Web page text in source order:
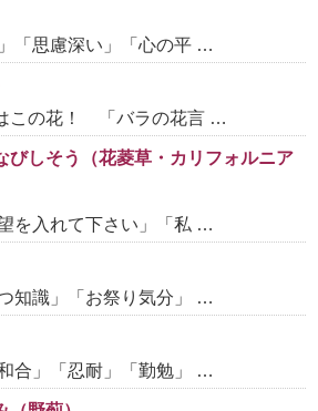
「思慮深い」「心の平 …
この花！ 「バラの花言 …
びしそう（花菱草・カリフォルニア
を入れて下さい」「私 …
知識」「お祭り気分」 …
合」「忍耐」「勤勉」 …